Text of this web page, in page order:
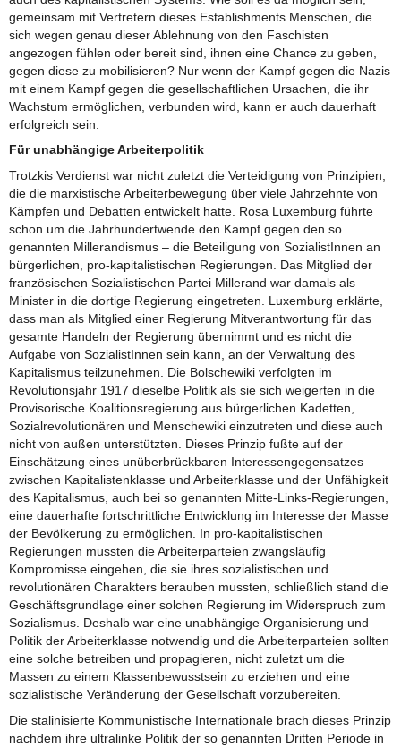
gemeinsam mit Vertretern dieses Establishments Menschen, die
sich wegen genau dieser Ablehnung von den Faschisten
angezogen fühlen oder bereit sind, ihnen eine Chance zu geben,
gegen diese zu mobilisieren? Nur wenn der Kampf gegen die Nazis
mit einem Kampf gegen die gesellschaftlichen Ursachen, die ihr
Wachstum ermöglichen, verbunden wird, kann er auch dauerhaft
erfolgreich sein.
Für unabhängige Arbeiterpolitik
Trotzkis Verdienst war nicht zuletzt die Verteidigung von Prinzipien,
die die marxistische Arbeiterbewegung über viele Jahrzehnte von
Kämpfen und Debatten entwickelt hatte. Rosa Luxemburg führte
schon um die Jahrhundertwende den Kampf gegen den so
genannten Millerandismus – die Beteiligung von SozialistInnen an
bürgerlichen, pro-kapitalistischen Regierungen. Das Mitglied der
französischen Sozialistischen Partei Millerand war damals als
Minister in die dortige Regierung eingetreten. Luxemburg erklärte,
dass man als Mitglied einer Regierung Mitverantwortung für das
gesamte Handeln der Regierung übernimmt und es nicht die
Aufgabe von SozialistInnen sein kann, an der Verwaltung des
Kapitalismus teilzunehmen. Die Bolschewiki verfolgten im
Revolutionsjahr 1917 dieselbe Politik als sie sich weigerten in die
Provisorische Koalitionsregierung aus bürgerlichen Kadetten,
Sozialrevolutionären und Menschewiki einzutreten und diese auch
nicht von außen unterstützten. Dieses Prinzip fußte auf der
Einschätzung eines unüberbrückbaren Interessengegensatzes
zwischen Kapitalistenklasse und Arbeiterklasse und der Unfähigkeit
des Kapitalismus, auch bei so genannten Mitte-Links-Regierungen,
eine dauerhafte fortschrittliche Entwicklung im Interesse der Masse
der Bevölkerung zu ermöglichen. In pro-kapitalistischen
Regierungen mussten die Arbeiterparteien zwangsläufig
Kompromisse eingehen, die sie ihres sozialistischen und
revolutionären Charakters berauben mussten, schließlich stand die
Geschäftsgrundlage einer solchen Regierung im Widerspruch zum
Sozialismus. Deshalb war eine unabhängige Organisierung und
Politik der Arbeiterklasse notwendig und die Arbeiterparteien sollten
eine solche betreiben und propagieren, nicht zuletzt um die
Massen zu einem Klassenbewusstsein zu erziehen und eine
sozialistische Veränderung der Gesellschaft vorzubereiten.
Die stalinisierte Kommunistische Internationale brach dieses Prinzip
nachdem ihre ultralinke Politik der so genannten Dritten Periode in